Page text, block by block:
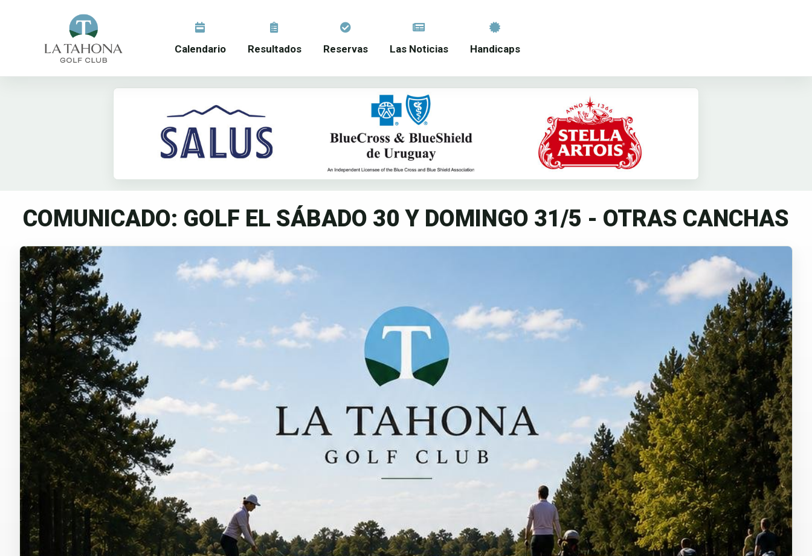
Calendario Resultados Reservas Las Noticias Handicaps
COMUNICADO: GOLF EL SÁBADO 30 Y DOMINGO 31/5 - OTRAS CANCHAS